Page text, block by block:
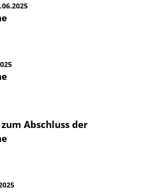
Abschluss der